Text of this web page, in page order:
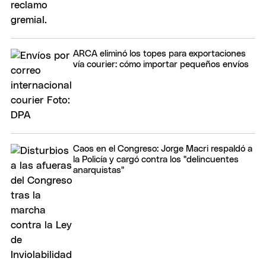
ARCA eliminó los topes para exportaciones
vía courier: cómo importar pequeños envíos
Caos en el Congreso: Jorge Macri respaldó a
la Policía y cargó contra los "delincuentes
anarquistas"